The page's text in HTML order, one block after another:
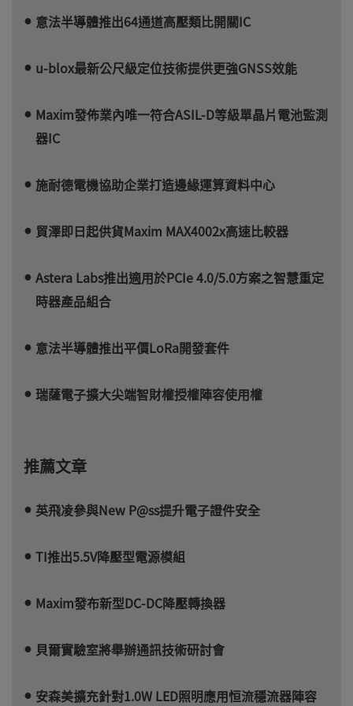
意法半導體推出64通道高壓類比開關IC
u-blox最新公尺級定位技術提供更強GNSS效能
Maxim發佈業內唯一符合ASIL-D等級單晶片電池監測
器IC
施耐德電機協助企業打造邊緣運算資料中心
貿澤即日起供貨Maxim MAX4002x高速比較器
Astera Labs推出適用於PCIe 4.0/5.0方案之智慧重定
時器產品組合
意法半導體推出平價LoRa開發套件
瑞薩電子擴大尖端智財權授權陣容使用權
推薦文章
英飛凌參與New P@ss提升電子證件安全
TI推出5.5V降壓型電源模組
Maxim發布新型DC-DC降壓轉換器
貝爾實驗室將舉辦通訊技術研討會
安森美擴充針對1.0W LED照明應用恒流穩流器陣容